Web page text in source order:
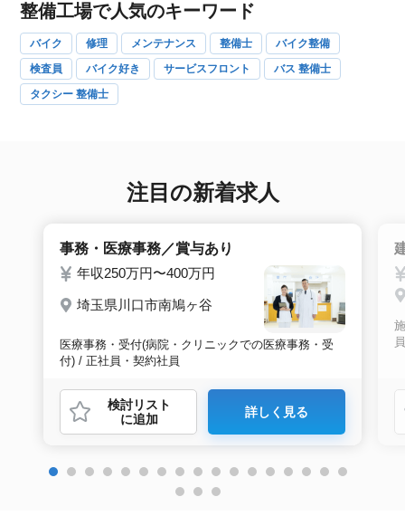
整備工場で人気のキーワード
バイク 修理 メンテナンス 整備士
バイク整備
検査員
バイク好き サービスフロント
バス 整備士
タクシー 整備士
注目の新着求人
事務・医療事務／賞与あり
年収250万円〜400万円
埼玉県川口市南鳩ヶ谷
医療事務・受付(病院・クリニックでの医療事務・受
付) / 正社員・契約社員
検討リスト
に追加
詳しく見る
員